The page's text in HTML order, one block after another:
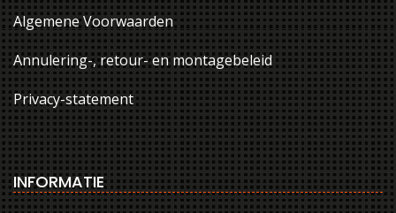
Algemene Voorwaarden
Annulering-, retour- en montagebeleid
Privacy-statement
INFORMATIE